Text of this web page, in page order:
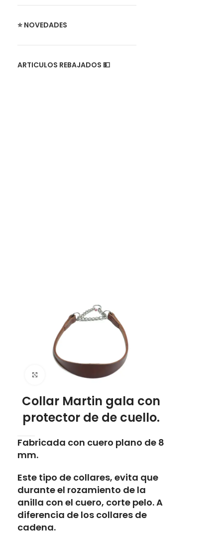
⭐ NOVEDADES
ARTICULOS REBAJADOS 💵
Click to enlarge
Collar Martin gala con
protector de de cuello.
Fabricada con cuero plano de 8
mm.
Este tipo de collares, evita que
durante el rozamiento de la
anilla con el cuero, corte pelo. A
diferencia de los collares de
cadena.